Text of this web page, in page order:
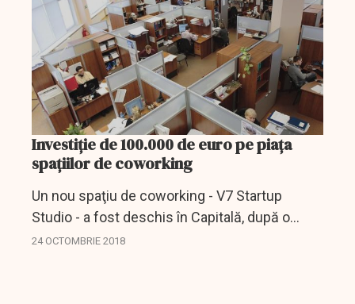
Investiţie de 100.000 de euro pe piaţa
spaţiilor de coworking
Un nou spaţiu de coworking - V7 Startup
Studio - a fost deschis în Capitală, după o
investiţie de 100.000 de euro, cu scopul de a
24 OCTOMBRIE 2018